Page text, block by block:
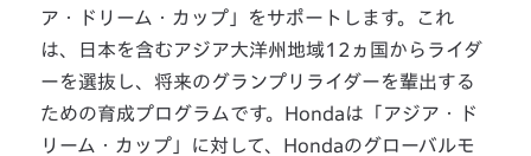
ア・ドリーム・カップ」をサポートします。これ
は、日本を含むアジア大洋州地域12ヵ国からライダ
ーを選抜し、将来のグランプリライダーを輩出する
ための育成プログラムです。Hondaは「アジア・ド
リーム・カップ」に対して、Hondaのグローバルモ